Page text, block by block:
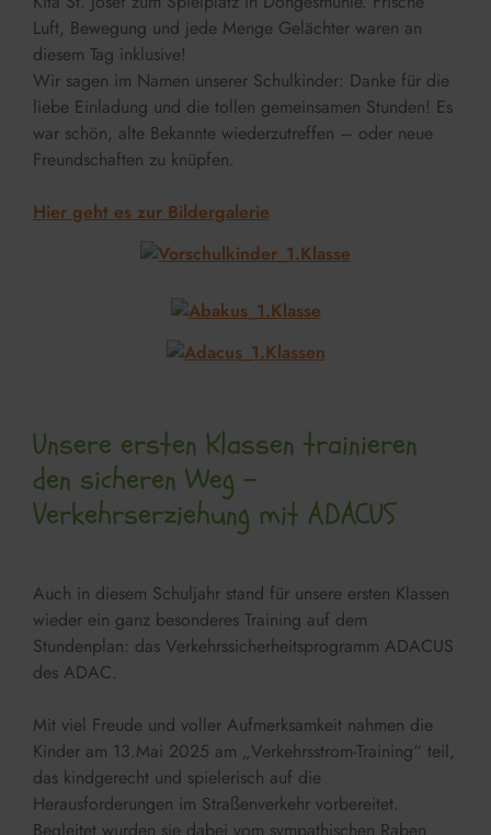
Luft, Bewegung und jede Menge Gelächter waren an
diesem Tag inklusive!
Wir sagen im Namen unserer Schulkinder: Danke für die
liebe Einladung und die tollen gemeinsamen Stunden! Es
war schön, alte Bekannte wiederzutreffen – oder neue
Freundschaften zu knüpfen.
Hier geht es zur Bildergalerie
Unsere ersten Klassen trainieren
den sicheren Weg –
Verkehrserziehung mit ADACUS
Auch in diesem Schuljahr stand für unsere ersten Klassen
wieder ein ganz besonderes Training auf dem
Stundenplan: das Verkehrssicherheitsprogramm ADACUS
des ADAC.
Mit viel Freude und voller Aufmerksamkeit nahmen die
Kinder am 13.Mai 2025 am „Verkehrsstrom-Training“ teil,
das kindgerecht und spielerisch auf die
Herausforderungen im Straßenverkehr vorbereitet.
Begleitet wurden sie dabei vom sympathischen Raben